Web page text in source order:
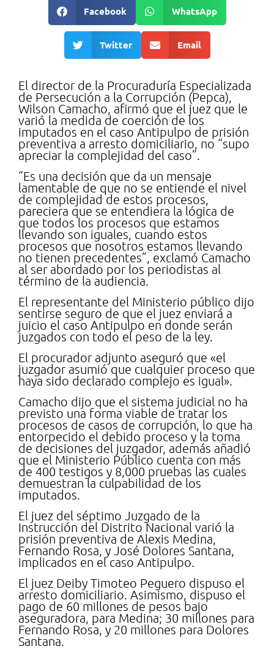
Facebook WhatsApp
Twitter Email
El director de la Procuraduría Especializada
de Persecución a la Corrupción (Pepca),
Wilson Camacho, afirmó que el juez que le
varió la medida de coerción de los
imputados en el caso Antipulpo de prisión
preventiva a arresto domiciliario, no “supo
apreciar la complejidad del caso”.
“Es una decisión que da un mensaje
lamentable de que no se entiende el nivel
de complejidad de estos procesos,
pareciera que se entendiera la lógica de
que todos los procesos que estamos
llevando son iguales, cuando estos
procesos que nosotros estamos llevando
no tienen precedentes”, exclamó Camacho
al ser abordado por los periodistas al
término de la audiencia.
El representante del Ministerio público dijo
sentirse seguro de que el juez enviará a
juicio el caso Antipulpo en donde serán
juzgados con todo el peso de la ley.
El procurador adjunto aseguró que «el
juzgador asumió que cualquier proceso que
haya sido declarado complejo es igual».
Camacho dijo que el sistema judicial no ha
previsto una forma viable de tratar los
procesos de casos de corrupción, lo que ha
entorpecido el debido proceso y la toma
de decisiones del juzgador, además añadió
que el Ministerio Público cuenta con más
de 400 testigos y 8,000 pruebas las cuales
demuestran la culpabilidad de los
imputados.
El juez del séptimo Juzgado de la
Instrucción del Distrito Nacional varió la
prisión preventiva de Alexis Medina,
Fernando Rosa, y José Dolores Santana,
implicados en el caso Antipulpo.
El juez Deiby Timoteo Peguero dispuso el
arresto domiciliario. Asimismo, dispuso el
pago de 60 millones de pesos bajo
aseguradora, para Medina; 30 millones para
Fernando Rosa, y 20 millones para Dolores
Santana.